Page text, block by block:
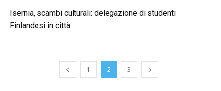
Isernia, scambi culturali: delegazione di studenti
Finlandesi in città
1 2 3